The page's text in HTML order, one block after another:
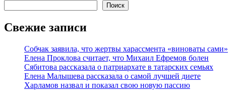
Поиск
Свежие записи
Собчак заявила, что жертвы харассмента «виноваты сами»
Елена Проклова считает, что Михаил Ефремов болен
Сябитова рассказала о патриархате в татарских семьях
Елена Малышева рассказала о самой лучшей диете
Харламов назвал и показал свою новую пассию